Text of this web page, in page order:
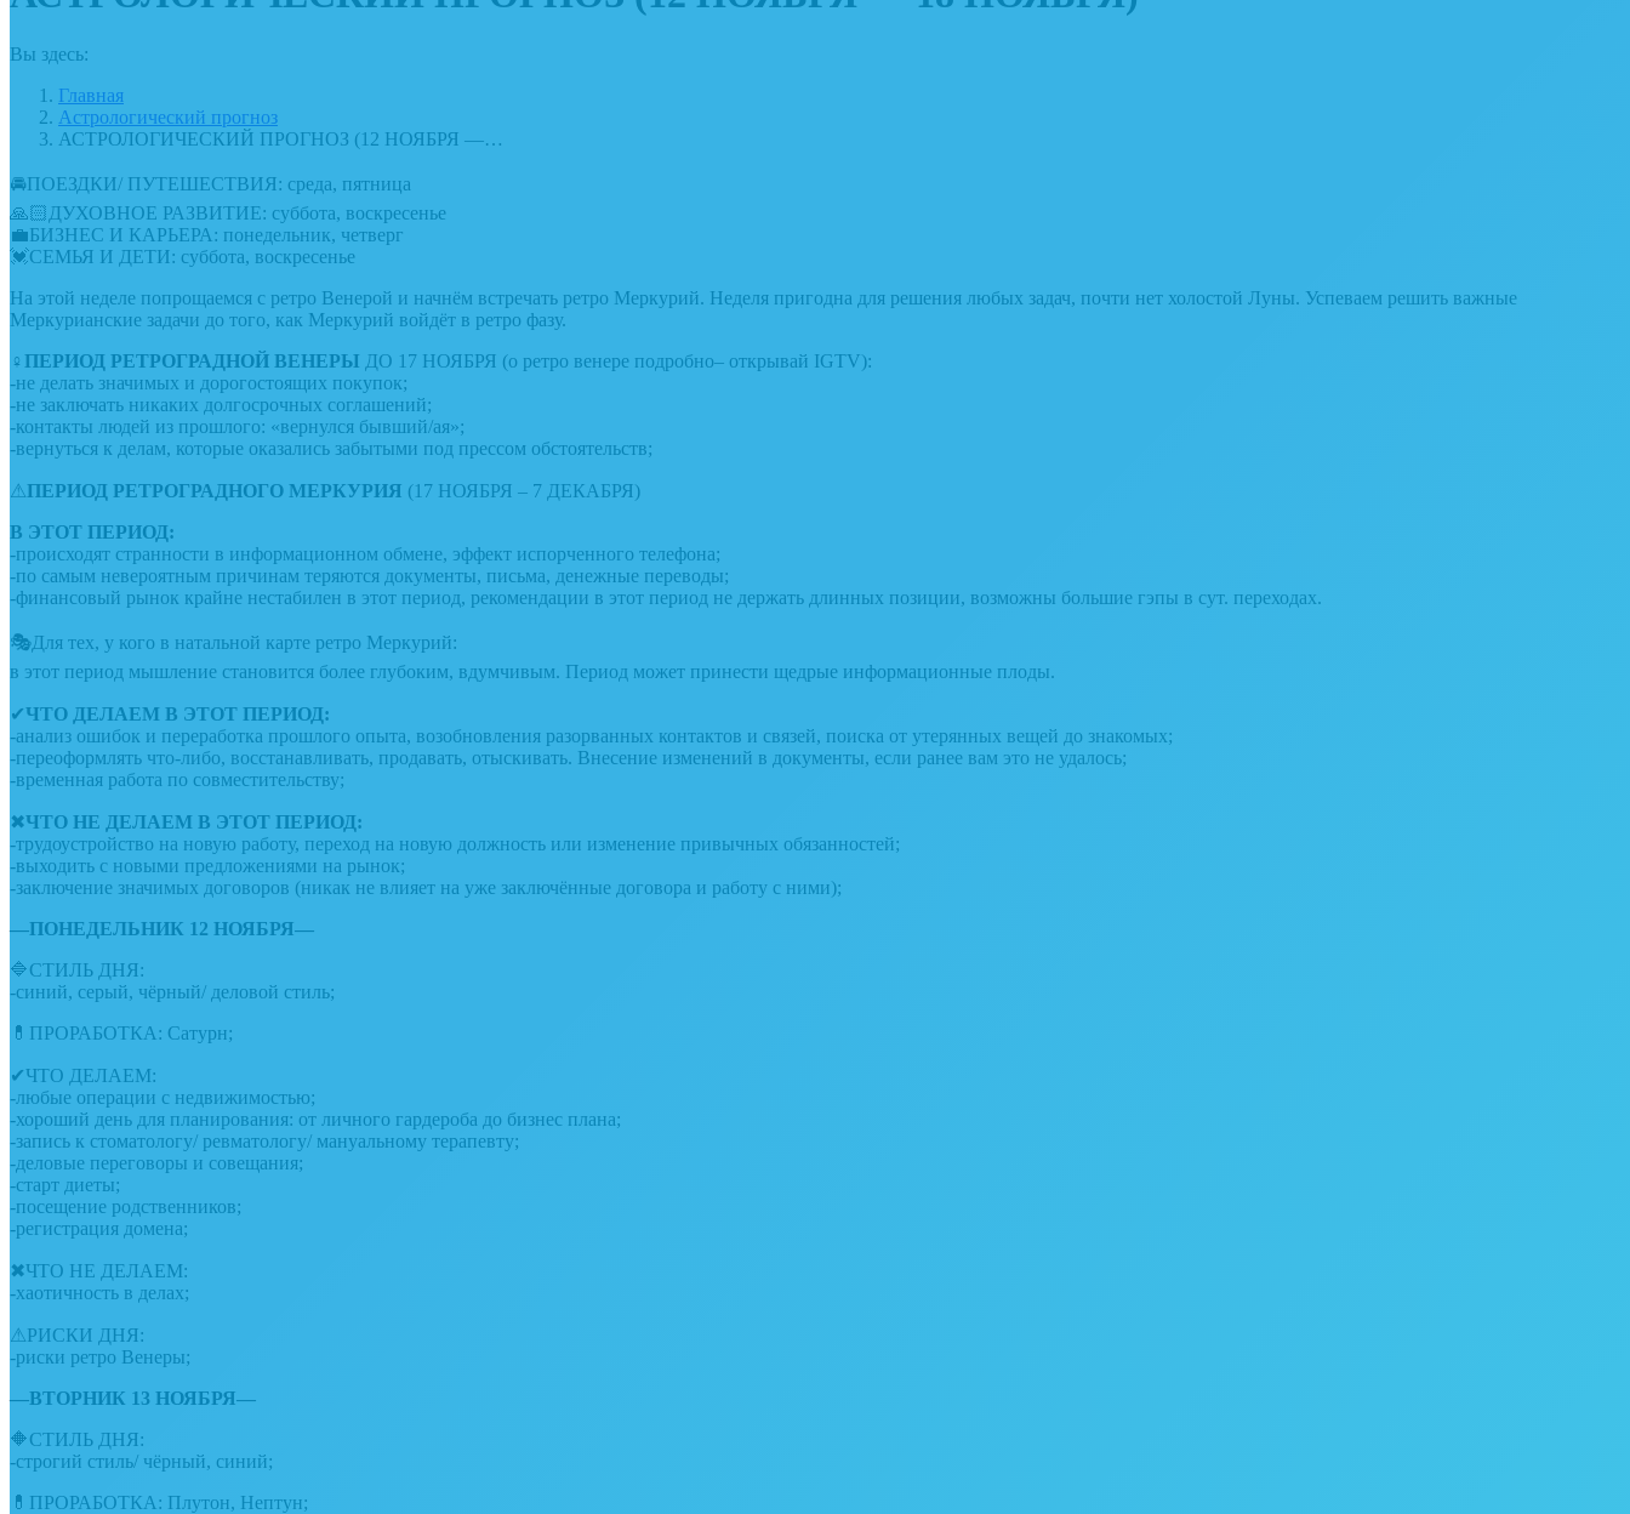
Вы здесь:
Главная
Астрологический прогноз
АСТРОЛОГИЧЕСКИЙ ПРОГНОЗ (12 НОЯБРЯ —…
🚘ПОЕЗДКИ/ ПУТЕШЕСТВИЯ: среда, пятница
🙏🏻ДУХОВНОЕ РАЗВИТИЕ: суббота, воскресенье
💼БИЗНЕС И КАРЬЕРА: понедельник, четверг
💓СЕМЬЯ И ДЕТИ: суббота, воскресенье
На этой неделе попрощаемся с ретро Венерой и начнём встречать ретро Меркурий. Неделя пригодна для решения любых задач, почти нет холостой Луны. Успеваем решить важные
Меркурианские задачи до того, как Меркурий войдёт в ретро фазу.
♀ ПЕРИОД РЕТРОГРАДНОЙ ВЕНЕРЫ ДО 17 НОЯБРЯ (о ретро венере подробно– открывай IGTV):
-не делать значимых и дорогостоящих покупок;
-не заключать никаких долгосрочных соглашений;
-контакты людей из прошлого: «вернулся бывший/ая»;
-вернуться к делам, которые оказались забытыми под прессом обстоятельств;
⚠ПЕРИОД РЕТРОГРАДНОГО МЕРКУРИЯ (17 НОЯБРЯ – 7 ДЕКАБРЯ)
В ЭТОТ ПЕРИОД:
-происходят странности в информационном обмене, эффект испорченного телефона;
-по самым невероятным причинам теряются документы, письма, денежные переводы;
-финансовый рынок крайне нестабилен в этот период, рекомендации в этот период не держать длинных позиции, возможны большие гэпы в сут. переходах.
🎭Для тех, у кого в натальной карте ретро Меркурий:
в этот период мышление становится более глубоким, вдумчивым. Период может принести щедрые информационные плоды.
✔ЧТО ДЕЛАЕМ В ЭТОТ ПЕРИОД:
-анализ ошибок и переработка прошлого опыта, возобновления разорванных контактов и связей, поиска от утерянных вещей до знакомых;
-переоформлять что-либо, восстанавливать, продавать, отыскивать. Внесение изменений в документы, если ранее вам это не удалось;
-временная работа по совместительству;
✖ЧТО НЕ ДЕЛАЕМ В ЭТОТ ПЕРИОД:
-трудоустройство на новую работу, переход на новую должность или изменение привычных обязанностей;
-выходить с новыми предложениями на рынок;
-заключение значимых договоров (никак не влияет на уже заключённые договора и работу с ними);
—ПОНЕДЕЛЬНИК 12 НОЯБРЯ—
🔷СТИЛЬ ДНЯ:
-синий, серый, чёрный/ деловой стиль;
💊ПРОРАБОТКА: Сатурн;
✔ЧТО ДЕЛАЕМ:
-любые операции с недвижимостью;
-хороший день для планирования: от личного гардероба до бизнес плана;
-запись к стоматологу/ ревматологу/ мануальному терапевту;
-деловые переговоры и совещания;
-старт диеты;
-посещение родственников;
-регистрация домена;
✖ЧТО НЕ ДЕЛАЕМ:
-хаотичность в делах;
⚠РИСКИ ДНЯ:
-риски ретро Венеры;
—ВТОРНИК 13 НОЯБРЯ—
🔶СТИЛЬ ДНЯ:
-строгий стиль/ чёрный, синий;
💊ПРОРАБОТКА: Плутон, Нептун;